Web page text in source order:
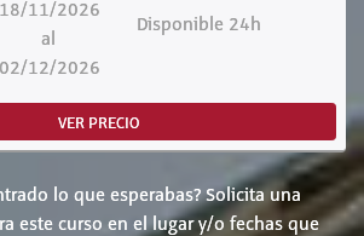
18/11/2026
al
02/12/2026
Disponible 24h
VER PRECIO
lo que esperabas? Solicita una
este curso en el lugar y/o fechas que